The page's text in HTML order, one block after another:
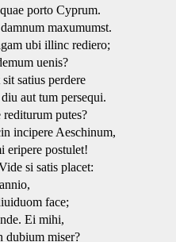
porto Cyprum.
maxumumst.
ubi illinc rediero;
uenis?
satius perdere
aut tum persequi.
rediturum putes?
incipere Aeschinum,
eripere postulet!
si satis placet:
face;
Ei mihi,
dubium miser?